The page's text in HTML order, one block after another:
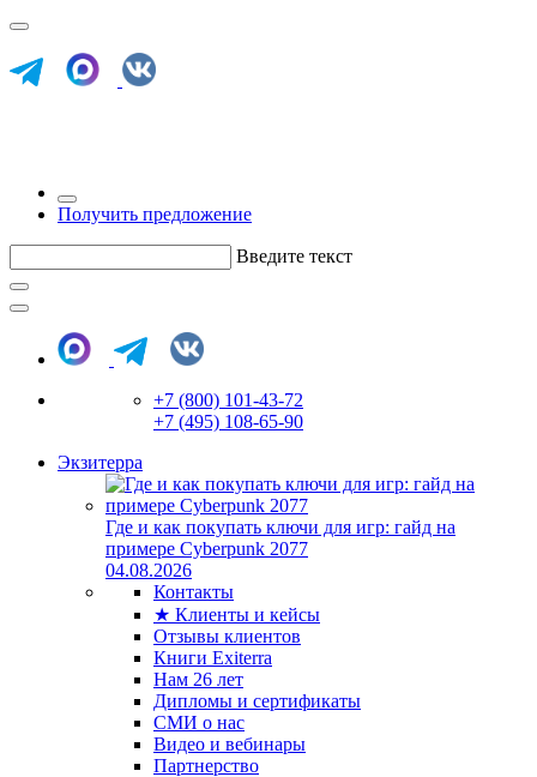
Получить предложение
Введите текст
+7 (800) 101-43-72
+7 (495) 108-65-90
Экзитерра
Где и как покупать ключи для игр: гайд на
примере Cyberpunk 2077
04.08.2026
Контакты
★ Клиенты и кейсы
Отзывы клиентов
Книги Exiterra
Нам 26 лет
Дипломы и сертификаты
СМИ о нас
Видео и вебинары
Партнерство